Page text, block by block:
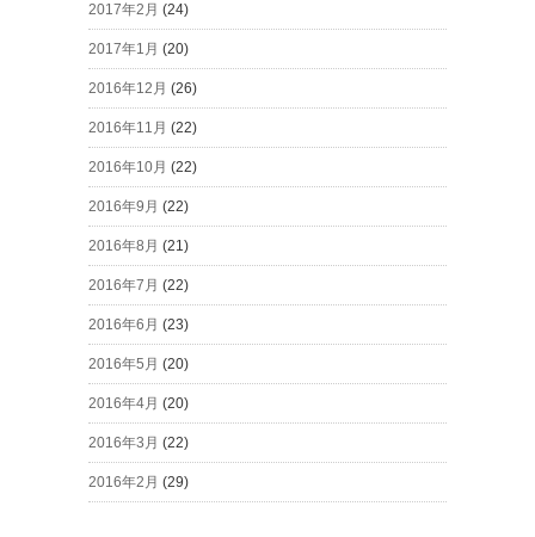
2017年2月 (24)
2017年1月 (20)
2016年12月 (26)
2016年11月 (22)
2016年10月 (22)
2016年9月 (22)
2016年8月 (21)
2016年7月 (22)
2016年6月 (23)
2016年5月 (20)
2016年4月 (20)
2016年3月 (22)
2016年2月 (29)